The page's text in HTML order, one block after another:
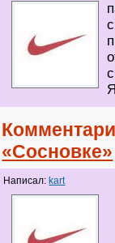
«Сосновке»
Написал: kart